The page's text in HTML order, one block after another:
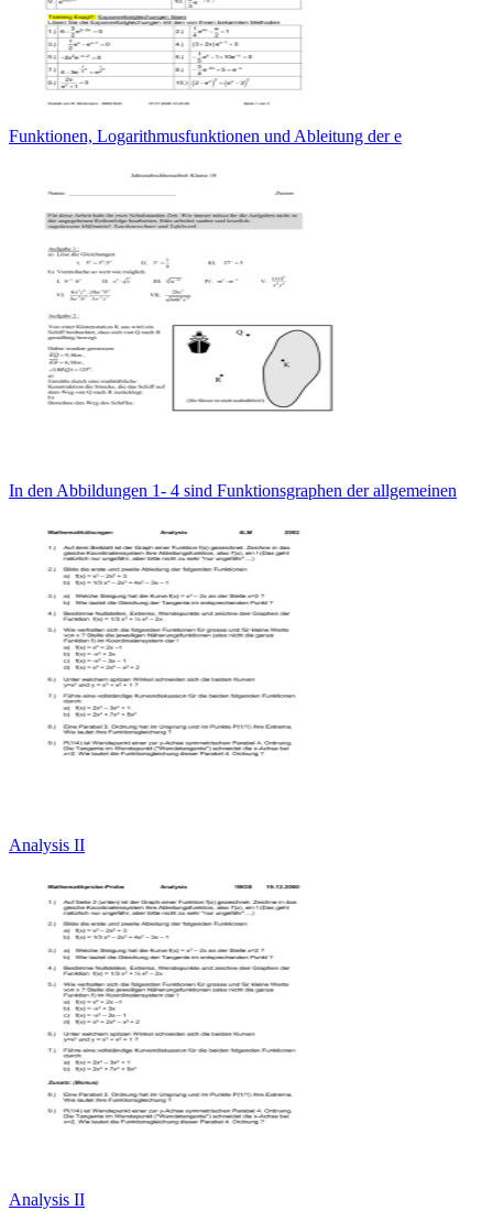
Funktionen, Logarithmusfunktionen und Ableitung der e
In den Abbildungen 1- 4 sind Funktionsgraphen der allgemeinen
Analysis II
Analysis II